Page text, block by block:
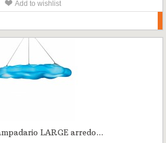
ben si presta ad essere inserito non solo in
Add to wishlist
LARGE arredo...